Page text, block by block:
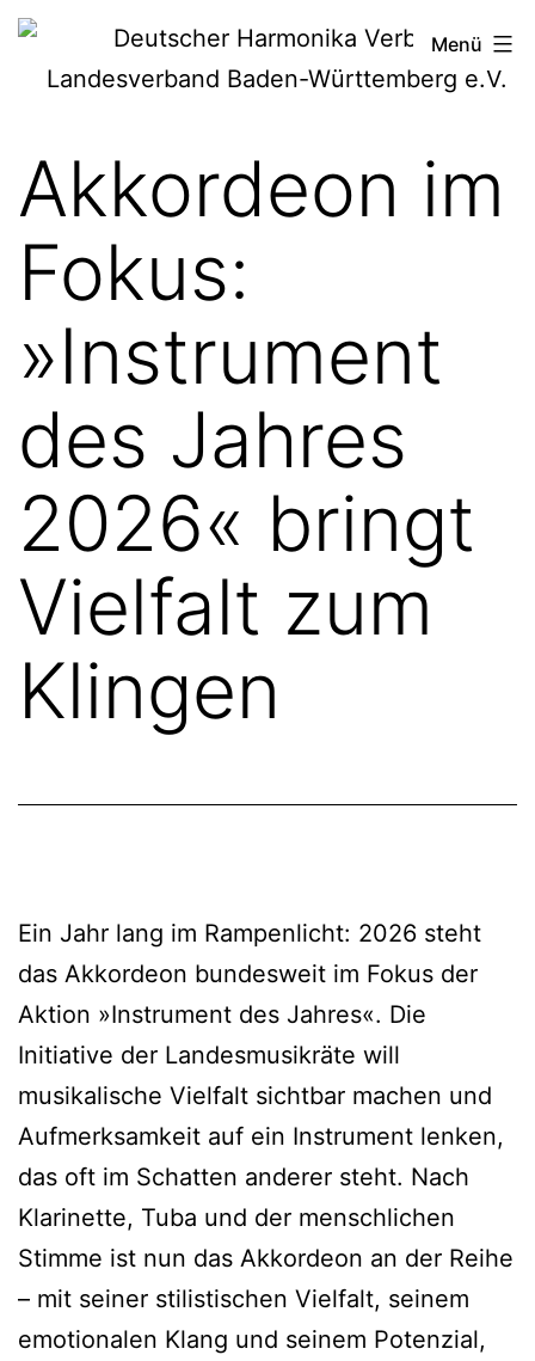
Zum
Deutscher
Harmonika-
Menü
Akkordeon im
Fokus:
»Instrument
des Jahres
2026« bringt
Vielfalt zum
Klingen
Ein Jahr lang im Rampenlicht: 2026 steht
das Akkordeon bundesweit im Fokus der
Aktion »Instrument des Jahres«. Die
Initiative der Landesmusikräte will
musikalische Vielfalt sichtbar machen und
Aufmerksamkeit auf ein Instrument lenken,
das oft im Schatten anderer steht. Nach
Klarinette, Tuba und der menschlichen
Stimme ist nun das Akkordeon an der Reihe
– mit seiner stilistischen Vielfalt, seinem
emotionalen Klang und seinem Potenzial,